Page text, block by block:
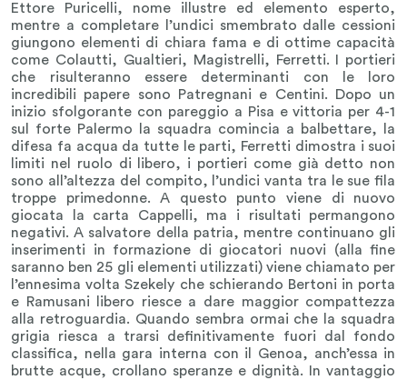
Ettore Puricelli, nome illustre ed elemento esperto,
mentre a completare l’undici smembrato dalle cessioni
giungono elementi di chiara fama e di ottime capacità
come Colautti, Gualtieri, Magistrelli, Ferretti. I portieri
che risulteranno essere determinanti con le loro
incredibili papere sono Patregnani e Centini. Dopo un
inizio sfolgorante con pareggio a Pisa e vittoria per 4-1
sul forte Palermo la squadra comincia a balbettare, la
difesa fa acqua da tutte le parti, Ferretti dimostra i suoi
limiti nel ruolo di libero, i portieri come già detto non
sono all’altezza del compito, l’undici vanta tra le sue fila
troppe primedonne. A questo punto viene di nuovo
giocata la carta Cappelli, ma i risultati permangono
negativi. A salvatore della patria, mentre continuano gli
inserimenti in formazione di giocatori nuovi (alla fine
saranno ben 25 gli elementi utilizzati) viene chiamato per
l’ennesima volta Szekely che schierando Bertoni in porta
e Ramusani libero riesce a dare maggior compattezza
alla retroguardia. Quando sembra ormai che la squadra
grigia riesca a trarsi definitivamente fuori dal fondo
classifica, nella gara interna con il Genoa, anch’essa in
brutte acque, crollano speranze e dignità. In vantaggio